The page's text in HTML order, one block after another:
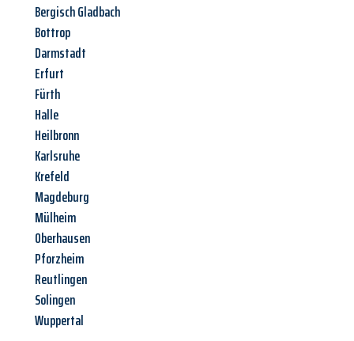
Bergisch Gladbach
Bottrop
Darmstadt
Erfurt
Fürth
Halle
Heilbronn
Karlsruhe
Krefeld
Magdeburg
Mülheim
Oberhausen
Pforzheim
Reutlingen
Solingen
Wuppertal